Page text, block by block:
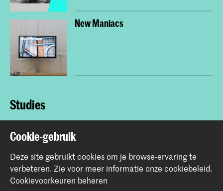
New Maniacs
Studies
Bachelor Grafisch Ontwerpen
Bachelor Interieurarchitectuur en Meubelontwerpen
Cookie-gebruik
Deze site gebruikt cookies om je browse-ervaring te
verbeteren. Zie voor meer informatie onze cookiebeleid.
Cookievoorkeuren beheren